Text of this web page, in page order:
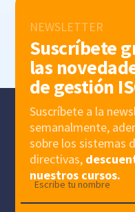
NEWSLETTER
Suscríbete
las
de gestión
Suscríbete a la
semanalmente,
sobre los sistemas
directivas,
nuestros cursos.